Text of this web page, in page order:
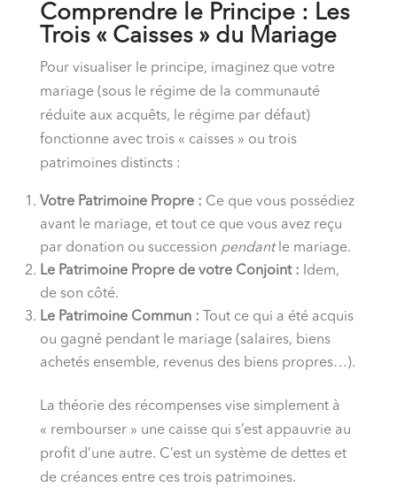
Comprendre le Principe : Les
Trois « Caisses » du Mariage
Pour visualiser le principe, imaginez que votre
mariage (sous le régime de la communauté
réduite aux acquêts, le régime par défaut)
fonctionne avec trois « caisses » ou trois
patrimoines distincts :
Votre Patrimoine Propre : Ce que vous possédiez
avant le mariage, et tout ce que vous avez reçu
par donation ou succession pendantle mariage.
Le Patrimoine Propre de votre Conjoint : Idem,
de son côté.
Le Patrimoine Commun : Tout ce qui a été acquis
ou gagné pendant le mariage (salaires, biens
achetés ensemble, revenus des biens propres…).
La théorie des récompenses vise simplement à
« rembourser » une caisse qui s’est appauvrie au
profit d’une autre. C’est un système de dettes et
de créances entre ces trois patrimoines.